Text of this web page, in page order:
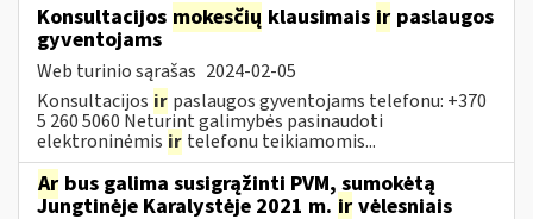
Konsultacijos mokesčių klausimais ir paslaugos
gyventojams
Web turinio sąrašas 2024-02-05
Konsultacijos ir paslaugos gyventojams telefonu: +370
5 260 5060 Neturint galimybės pasinaudoti
elektroninėmis ir telefonu teikiamomis...
Ar bus galima susigrąžinti PVM, sumokėtą
Jungtinėje Karalystėje 2021 m. ir vėlesniais